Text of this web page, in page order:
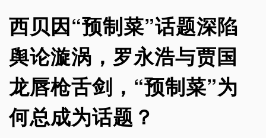
西贝因“预制菜”话题深陷
舆论漩涡，罗永浩与贾国
龙唇枪舌剑，“预制菜”为
何总成为话题？